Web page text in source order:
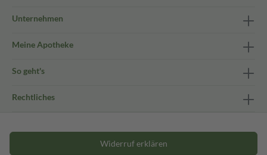
Unternehmen
Meine Apotheke
So geht's
Rechtliches
Widerruf erklären